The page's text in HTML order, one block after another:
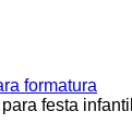
formatura
festa